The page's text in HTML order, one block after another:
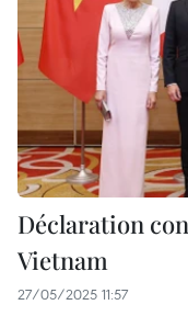
Déclaration
Vietnam
27/05/2025 11:57